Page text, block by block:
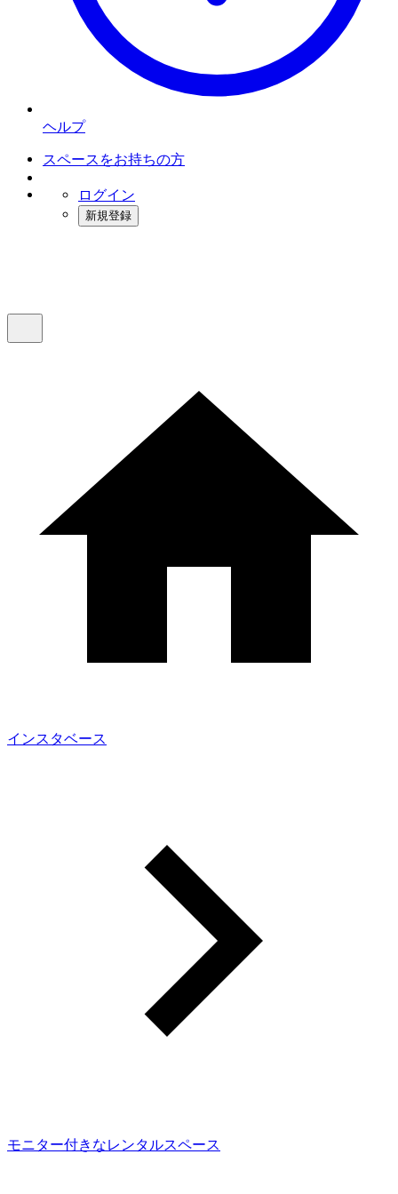
ヘルプ
スペースをお持ちの方
ログイン
新規登録
インスタベース
モニター付きなレンタルスペース